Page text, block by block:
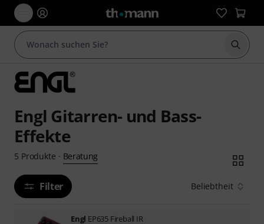
Suche
Engl Gitarren- und Bass-
Effekte
5 Produkte · Beratung
Filter Beliebtheit
Engl EP635 Fireball IR